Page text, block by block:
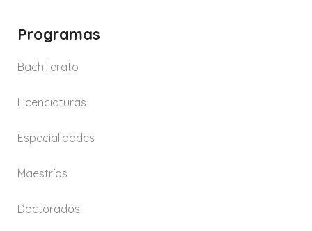
Programas
Bachillerato
Licenciaturas
Especialidades
Maestrías
Doctorados